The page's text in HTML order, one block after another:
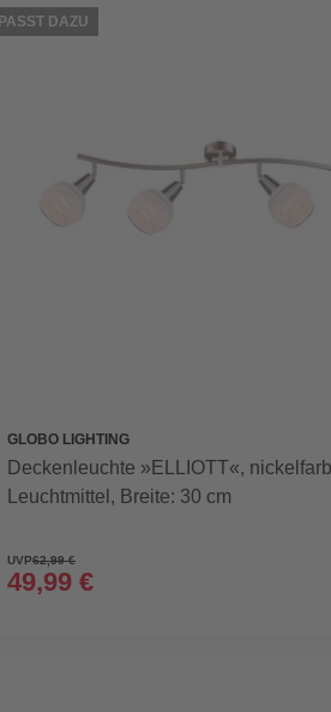
PASST DAZU
GLOBO LIGHTING
Deckenleuchte »ELLIOTT«,
Leuchtmittel, Breite: 30 cm
UVP62,99 €
49,99 €